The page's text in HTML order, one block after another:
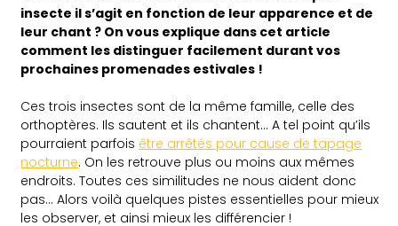
insecte il s’agit en fonction de leur apparence et de
leur chant ? On vous explique dans cet article
comment les distinguer facilement durant vos
prochaines promenades estivales !
Ces trois insectes sont de la même famille, celle des
orthoptères. Ils sautent et ils chantent… A tel point qu’ils
pourraient parfois être arrêtés pour cause de tapage
nocturne. On les retrouve plus ou moins aux mêmes
endroits. Toutes ces similitudes ne nous aident donc
pas… Alors voilà quelques pistes essentielles pour mieux
les observer, et ainsi mieux les différencier !